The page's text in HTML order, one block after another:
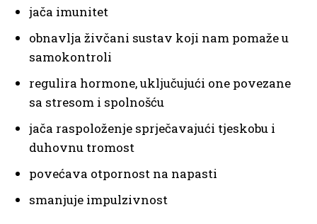
jača imunitet
obnavlja živčani sustav koji nam pomaže u
samokontroli
regulira hormone, uključujući one povezane
sa stresom i spolnošću
jača raspoloženje sprječavajući tjeskobu i
duhovnu tromost
povećava otpornost na napasti
smanjuje impulzivnost